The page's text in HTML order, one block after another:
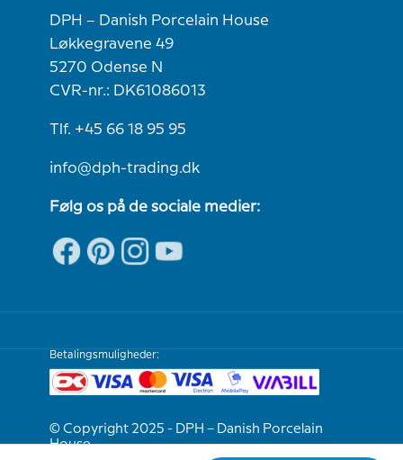
DPH – Danish Porcelain House
Løkkegravene 49
5270 Odense N
CVR-nr.: DK61086013
Tlf. +45 66 18 95 95
info@dph-trading.dk
Følg os på de sociale medier:
Betalingsmuligheder:
© Copyright 2025 - DPH – Danish Porcelain
House